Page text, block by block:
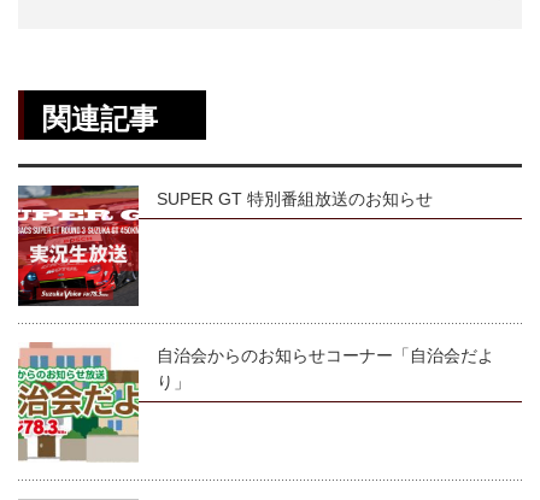
関連記事
SUPER GT 特別番組放送のお知らせ
自治会からのお知らせコーナー「自治会だよ
り」